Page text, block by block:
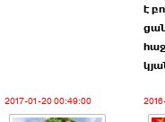
է
2017-01-20 00:49:00